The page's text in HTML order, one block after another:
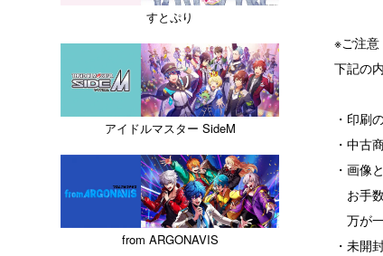
※ご注意
下記の
・印刷
・中古
・画像
お手
万が
・未開
すとぷり
アイドルマスター SideM
from ARGONAVIS